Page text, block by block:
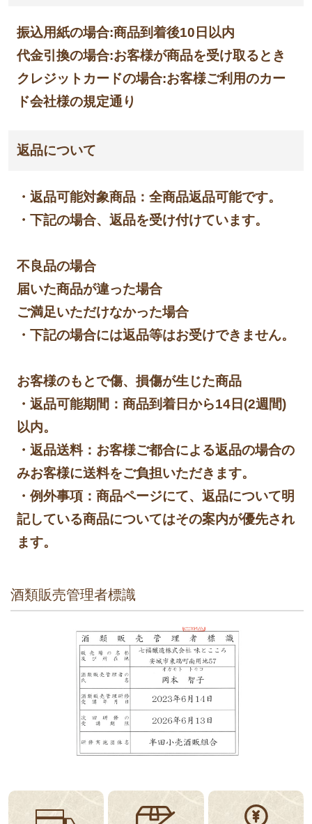
振込用紙の場合:商品到着後10日以内
代金引換の場合:お客様が商品を受け取るとき
クレジットカードの場合:お客様ご利用のカー
ド会社様の規定通り
返品について
・返品可能対象商品：全商品返品可能です。
・下記の場合、返品を受け付けています。
不良品の場合
届いた商品が違った場合
ご満足いただけなかった場合
・下記の場合には返品等はお受けできません。
お客様のもとで傷、損傷が生じた商品
・返品可能期間：商品到着日から14日(2週間)
以内。
・返品送料：お客様ご都合による返品の場合の
みお客様に送料をご負担いただきます。
・例外事項：商品ページにて、返品について明
記している商品についてはその案内が優先され
ます。
酒類販売管理者標識